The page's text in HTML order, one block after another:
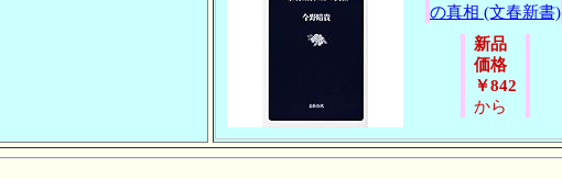
の真相 (文春新書)
新品
価格
￥842
から